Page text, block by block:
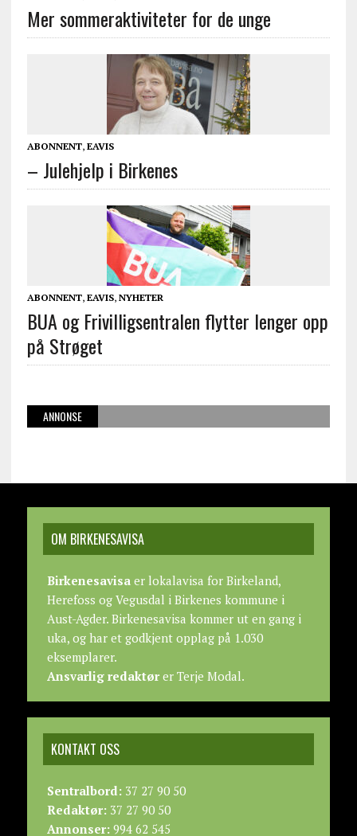
Mer sommeraktiviteter for de unge
ABONNENT, EAVIS
– Julehjelp i Birkenes
ABONNENT, EAVIS, NYHETER
BUA og Frivilligsentralen flytter lenger opp
på Strøget
ANNONSE
OM BIRKENESAVISA
Birkenesavisaer lokalavisa for Birkeland,
Herefoss og Vegusdal i Birkenes kommune i
Aust-Agder. Birkenesavisa kommer ut en gang i
uka, og har et godkjent opplag på 1.030
eksemplarer.
Ansvarlig redaktører Terje Modal.
KONTAKT OSS
Sentralbord:37 27 90 50
Redaktør:37 27 90 50
Annonser:994 62 545